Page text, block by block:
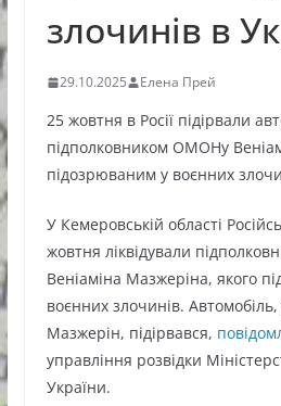
злочинів в
29.10.2025 Елена Прей
25 жовтня в Росії підірвали
підполковником ОМОНу
підозрюваним у воєнних
У Кемеровській області
жовтня ліквідували
Веніаміна Мазжеріна, якого
воєнних злочинів.
Мазжерін, підірвався,
управління розвідки
України.